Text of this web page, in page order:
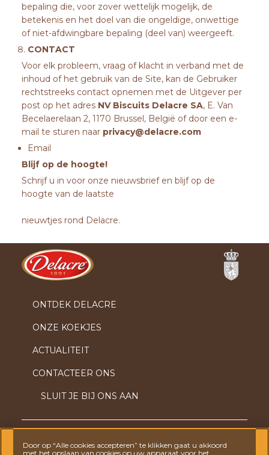
bepaling die, voor zover wettelijk mogelijk, de
betekenis en het doel van die ongeldige, onwettige
of niet-afdwingbare bepaling (deel van) weergeeft.
CONTACT
Voor elk probleem, vraag of klacht in verband met de
inhoud of het gebruik van de Site, kan de Gebruiker
rechtstreeks contact opnemen met de Uitgever per
post op het adres NV Biscuits Delacre SA, E. Van
Becelaerelaan 2, 1170 Brussel, België of door een e-
mail te sturen naar privacy@delacre.com
Email
Blijf op de hoogte!
Schrijf u in voor onze nieuwsbrief en blijf op de
hoogte van de laatste
nieuwtjes rond Delacre.
ONTDEK DELACRE
ONZE KOEKJES
ACTUALITEIT
CONTACTEER ONS
SLUIT JE BIJ ONS AAN
VRAGEN? AARZEL DAN NIET OM CONTACT MET
Door op “Alle cookies accepteren” te klikken gaat u akkoord
met het opslaan van cookies op uw apparaat voor het